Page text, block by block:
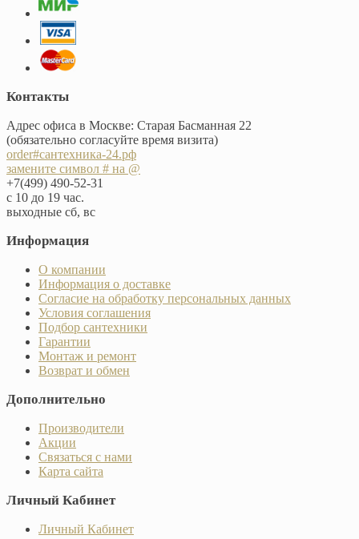
Контакты
Адрес офиса в Москве: Старая Басманная 22
(обязательно согласуйте время визита)
order#сантехника-24.рф
замените символ # на @
+7(499) 490-52-31
с 10 до 19 час.
выходные сб, вс
Информация
О компании
Информация о доставке
Согласие на обработку персональных данных
Условия соглашения
Подбор сантехники
Гарантии
Монтаж и ремонт
Возврат и обмен
Дополнительно
Производители
Акции
Связаться с нами
Карта сайта
Личный Кабинет
Личный Кабинет